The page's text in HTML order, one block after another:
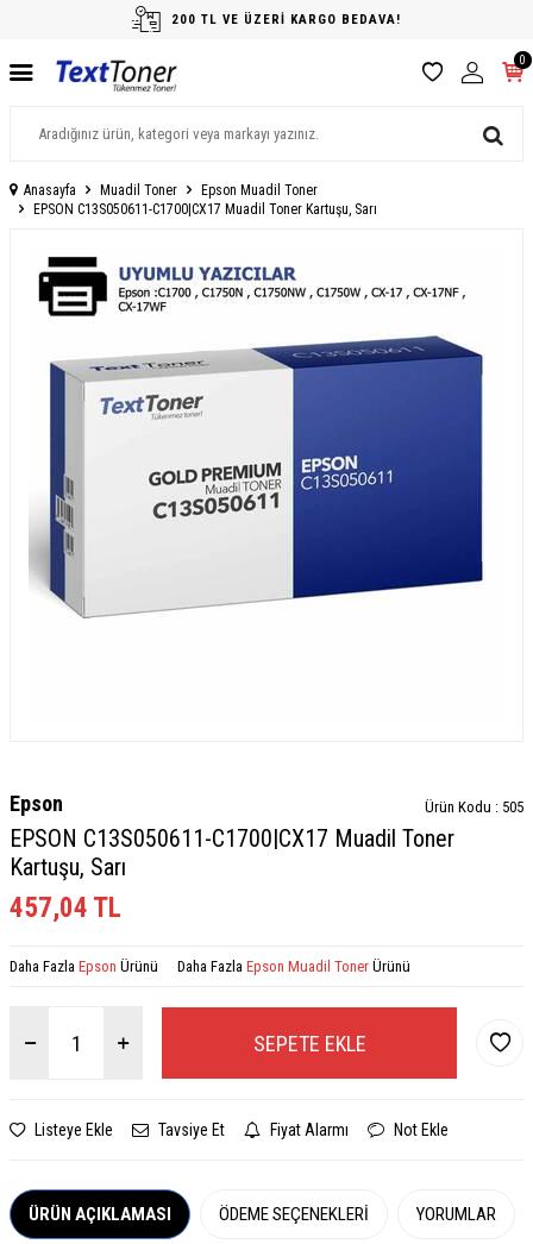
200 TL VE ÜZERİ KARGO BEDAVA!
0
Anasayfa Muadil Toner
Epson Muadil Toner
EPSON C13S050611-C1700|CX17 Muadil Toner Kartuşu, Sarı
Epson Ürün Kodu : 505
EPSON C13S050611-C1700|CX17 Muadil Toner
Kartuşu, Sarı
457,04 TL
Daha Fazla Epson Ürünü Daha Fazla Epson Muadil Toner Ürünü
SEPETE EKLE
Listeye Ekle Tavsiye Et Fiyat Alarmı Not Ekle
ÜRÜN AÇIKLAMASI ÖDEME SEÇENEKLERI YORUMLAR